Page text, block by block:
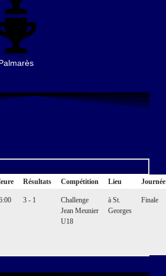
Résultats Compétition Lieu Journée
3 - 1
Challenge
Jean Meunier
U18
à St.
Georges
Finale